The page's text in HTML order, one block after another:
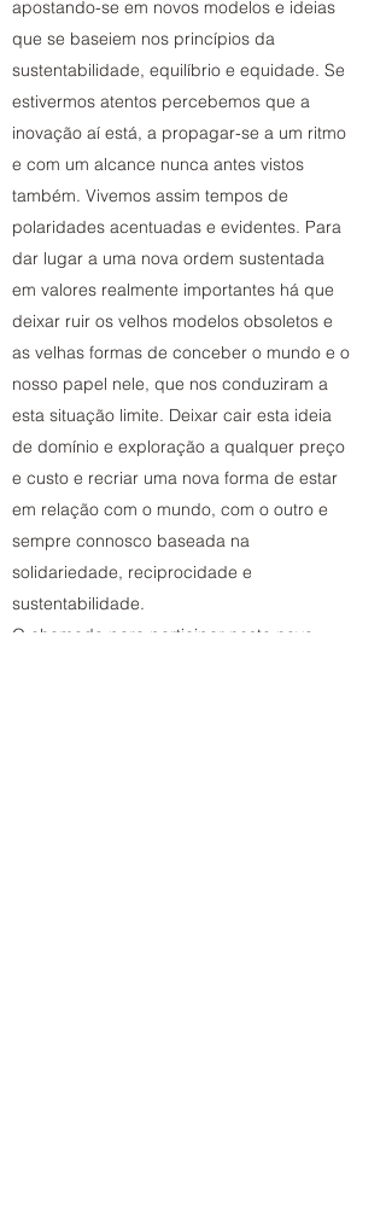
apostando-se em novos modelos e ideias
que se baseiem nos princípios da
sustentabilidade, equilíbrio e equidade. Se
estivermos atentos percebemos que a
inovação aí está, a propagar-se a um ritmo
e com um alcance nunca antes vistos
também. Vivemos assim tempos de
polaridades acentuadas e evidentes. Para
dar lugar a uma nova ordem sustentada
em valores realmente importantes há que
deixar ruir os velhos modelos obsoletos e
as velhas formas de conceber o mundo e o
nosso papel nele, que nos conduziram a
esta situação limite. Deixar cair esta ideia
de domínio e exploração a qualquer preço
e custo e recriar uma nova forma de estar
em relação com o mundo, com o outro e
sempre connosco baseada na
solidariedade, reciprocidade e
sustentabilidade.
O chamado para participar neste novo